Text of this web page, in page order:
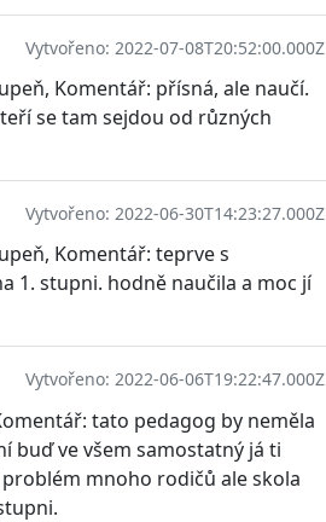
Vytvořeno: 2022-07-08T20:52:00.000Z
Komentář: přísná, ale naučí.
se tam sejdou od různých
Vytvořeno: 2022-06-30T14:23:27.000Z
Komentář: teprve s
1. stupni. hodně naučila a moc jí
Vytvořeno: 2022-06-06T19:22:47.000Z
tato pedagog by neměla
buď ve všem samostatný já ti
mnoho rodičů ale skola